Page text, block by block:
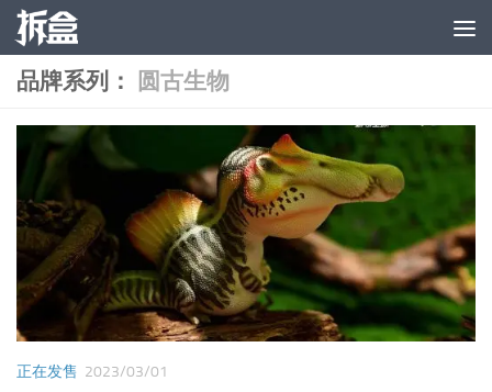
跳至内容
品牌系列： 圆古生物
正在发售 2023/03/01